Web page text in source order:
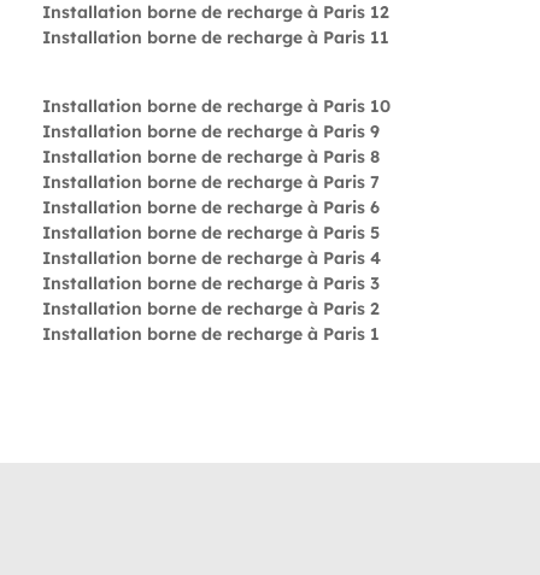
Installation borne de recharge à Paris 12
Installation borne de recharge à Paris 11
Installation borne de recharge à Paris 10
Installation borne de recharge à Paris 9
Installation borne de recharge à Paris 8
Installation borne de recharge à Paris 7
Installation borne de recharge à Paris 6
Installation borne de recharge à Paris 5
Installation borne de recharge à Paris 4
Installation borne de recharge à Paris 3
Installation borne de recharge à Paris 2
Installation borne de recharge à Paris 1